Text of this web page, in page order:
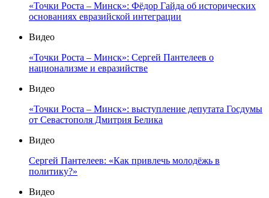
«Точки Роста – Минск»: Фёдор Гайда об исторических
основаниях евразийской интеграции
Видео
«Точки Роста – Минск»: Сергей Пантелеев о
национализме и евразийстве
Видео
«Точки Роста – Минск»: выступление депутата Госдумы
от Севастополя Дмитрия Белика
Видео
Сергей Пантелеев: «Как привлечь молодёжь в
политику?»
Видео